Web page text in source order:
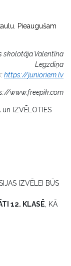
Pieaugušam
skolotāja Valentīna
Legzdiņa
https://junioriem.lv
www.freepik.com
un IZVĒLOTIES
IZVĒLEI BŪS
12. KLASĒ , KĀ